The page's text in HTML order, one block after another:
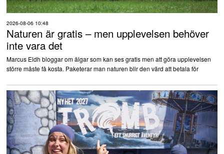
2026-08-06 10:48
Naturen är gratis – men upplevelsen behöver
inte vara det
Marcus Eldh bloggar om älgar som kan ses gratis men att göra upplevelsen
större måste få kosta. Paketerar man naturen blir den värd att betala för